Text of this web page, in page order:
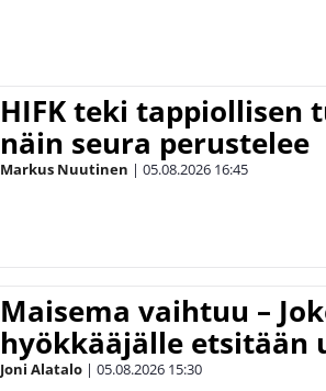
HIFK teki tappiollisen
näin seura perustelee
Markus Nuutinen | 05.08.2026 16:45
Maisema vaihtuu –
hyökkääjälle etsitään
Joni Alatalo | 05.08.2026 15:30